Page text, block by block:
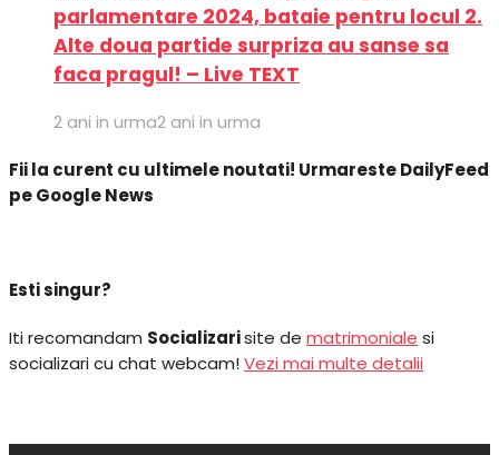
parlamentare 2024, bataie pentru locul 2.
Alte doua partide surpriza au sanse sa
faca pragul! – Live TEXT
2 ani in urma2 ani in urma
Fii la curent cu ultimele noutati! Urmareste DailyFeed
pe Google News
Esti singur?
Iti recomandam Socializarisite de matrimoniale si
socializari cu chat webcam!Vezi mai multe detalii